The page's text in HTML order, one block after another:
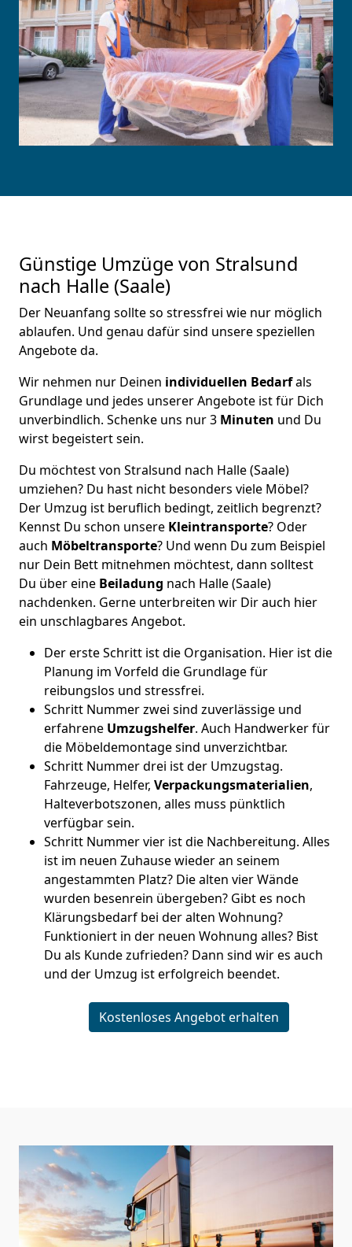
Günstige Umzüge von Stralsund
nach Halle (Saale)
Der Neuanfang sollte so stressfrei wie nur möglich
ablaufen. Und genau dafür sind unsere speziellen
Angebote da.
Wir nehmen nur Deinen individuellen Bedarfals
Grundlage und jedes unserer Angebote ist für Dich
unverbindlich. Schenke uns nur 3 Minuten und Du
wirst begeistert sein.
Du möchtest von Stralsund nach Halle (Saale)
umziehen? Du hast nicht besonders viele Möbel?
Der Umzug ist beruflich bedingt, zeitlich begrenzt?
Kennst Du schon unsere Kleintransporte? Oder
auch Möbeltransporte? Und wenn Du zum Beispiel
nur Dein Bett mitnehmen möchtest, dann solltest
Du über eine Beiladung nach Halle (Saale)
nachdenken. Gerne unterbreiten wir Dir auch hier
ein unschlagbares Angebot.
Der erste Schritt ist die Organisation. Hier ist die
Planung im Vorfeld die Grundlage für
reibungslos und stressfrei.
Schritt Nummer zwei sind zuverlässige und
erfahrene Umzugshelfer. Auch Handwerker für
die Möbeldemontage sind unverzichtbar.
Schritt Nummer drei ist der Umzugstag.
Fahrzeuge, Helfer, Verpackungsmaterialien,
Halteverbotszonen, alles muss pünktlich
verfügbar sein.
Schritt Nummer vier ist die Nachbereitung. Alles
ist im neuen Zuhause wieder an seinem
angestammten Platz? Die alten vier Wände
wurden besenrein übergeben? Gibt es noch
Klärungsbedarf bei der alten Wohnung?
Funktioniert in der neuen Wohnung alles? Bist
Du als Kunde zufrieden? Dann sind wir es auch
und der Umzug ist erfolgreich beendet.
Kostenloses Angebot erhalten